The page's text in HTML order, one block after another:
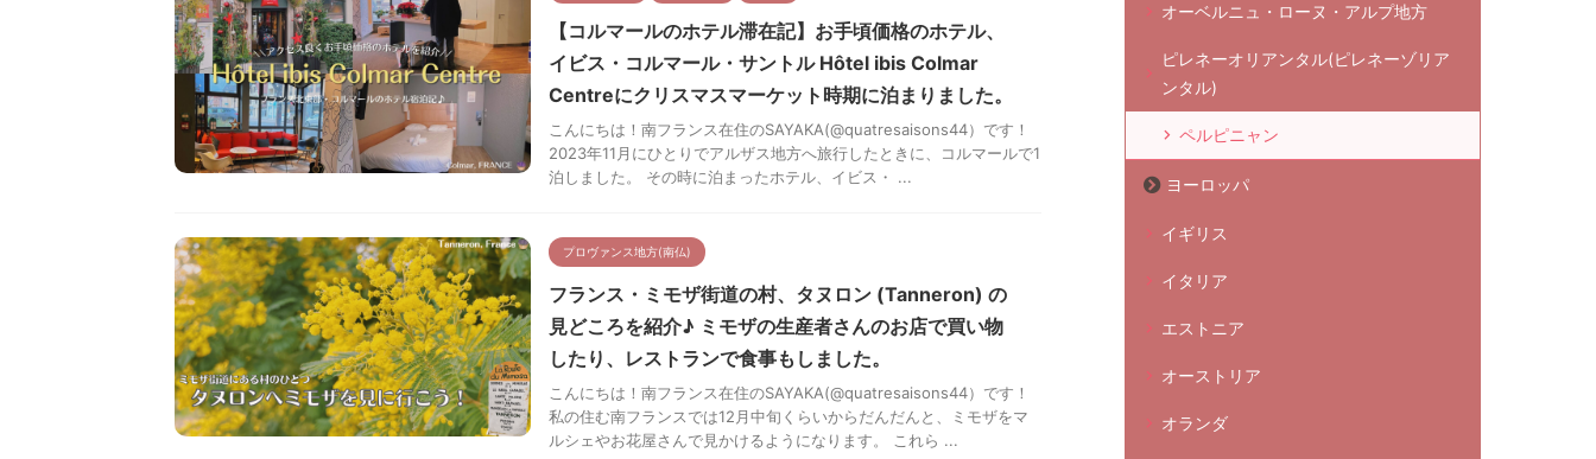
【コルマールのホテル滞在記】お手頃価格のホテル、
イビス・コルマール・サントル Hôtel ibis Colmar
Centreにクリスマスマーケット時期に泊まりました。
こんにちは！南フランス在住のSAYAKA(@quatresaisons44）です！
2023年11月にひとりでアルザス地方へ旅行したときに、コルマールで1
泊しました。 その時に泊まったホテル、イビス・ ...
プロヴァンス地方(南仏)
フランス・ミモザ街道の村、タヌロン (Tanneron) の
見どころを紹介♪ ミモザの生産者さんのお店で買い物
したり、レストランで食事もしました。
こんにちは！南フランス在住のSAYAKA(@quatresaisons44）です！
私の住む南フランスでは12月中旬くらいからだんだんと、ミモザをマ
ルシェやお花屋さんで見かけるようになります。 これら ...
オーベルニュ・ローヌ・アルプ地方
ピレネーオリアンタル(ピレネーゾリア
ンタル)
ペルピニャン
ヨーロッパ
イギリス
イタリア
エストニア
オーストリア
オランダ